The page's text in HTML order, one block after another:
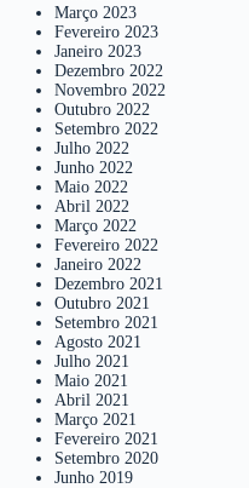
Março 2023
Fevereiro 2023
Janeiro 2023
Dezembro 2022
Novembro 2022
Outubro 2022
Setembro 2022
Julho 2022
Junho 2022
Maio 2022
Abril 2022
Março 2022
Fevereiro 2022
Janeiro 2022
Dezembro 2021
Outubro 2021
Setembro 2021
Agosto 2021
Julho 2021
Maio 2021
Abril 2021
Março 2021
Fevereiro 2021
Setembro 2020
Junho 2019